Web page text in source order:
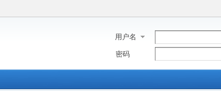
用户名
密码